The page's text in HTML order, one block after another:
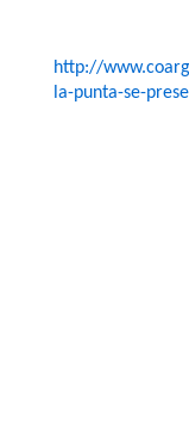
http://
la-punta-se-